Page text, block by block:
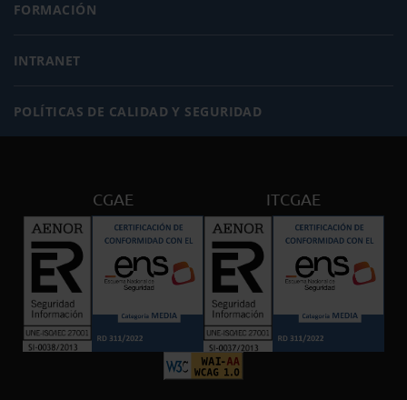
FORMACIÓN
INTRANET
POLÍTICAS DE CALIDAD Y SEGURIDAD
CGAE ITCGAE